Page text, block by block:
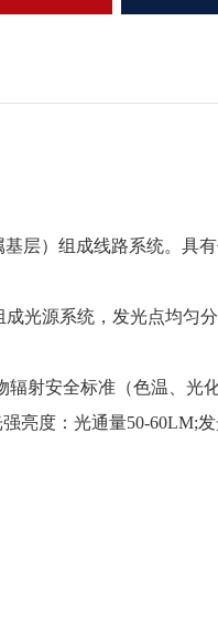
层）组成线路系统。具
光源系统，发光点均匀
辐射安全标准 （色温、光
亮度：光通量50-60LM;